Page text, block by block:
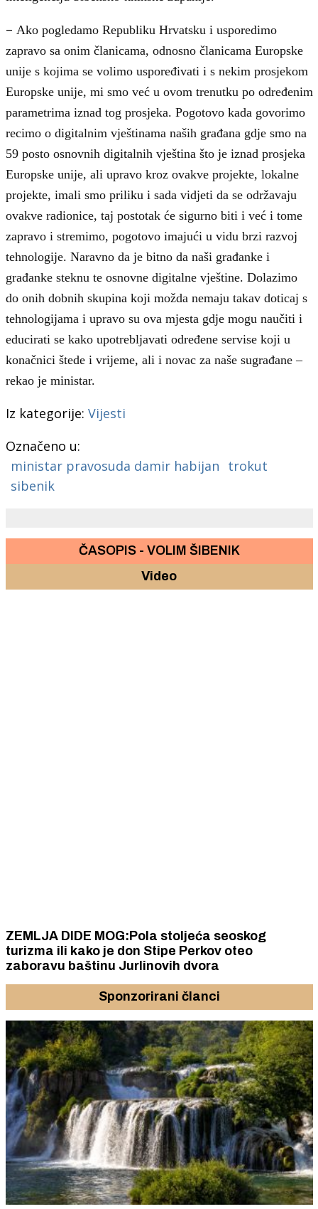
– Ako pogledamo Republiku Hrvatsku i usporedimo
zapravo sa onim članicama, odnosno članicama Europske
unije s kojima se volimo uspoređivati i s nekim prosjekom
Europske unije, mi smo već u ovom trenutku po određenim
parametrima iznad tog prosjeka. Pogotovo kada govorimo
recimo o digitalnim vještinama naših građana gdje smo na
59 posto osnovnih digitalnih vještina što je iznad prosjeka
Europske unije, ali upravo kroz ovakve projekte, lokalne
projekte, imali smo priliku i sada vidjeti da se održavaju
ovakve radionice, taj postotak će sigurno biti i već i tome
zapravo i stremimo, pogotovo imajući u vidu brzi razvoj
tehnologije. Naravno da je bitno da naši građanke i
građanke steknu te osnovne digitalne vještine. Dolazimo
do onih dobnih skupina koji možda nemaju takav doticaj s
tehnologijama i upravo su ova mjesta gdje mogu naučiti i
educirati se kako upotrebljavati određene servise koji u
konačnici štede i vrijeme, ali i novac za naše sugrađane –
rekao je ministar.
Iz kategorije: Vijesti
Označeno u:
ministar pravosuda damir habijan trokut
sibenik
ČASOPIS - VOLIM ŠIBENIK
Video
ZEMLJA DIDE MOG:Pola stoljeća seoskog
turizma ili kako je don Stipe Perkov oteo
zaboravu baštinu Jurlinovih dvora
Sponzorirani članci